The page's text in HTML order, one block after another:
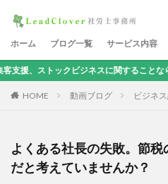
ホーム ブログ一覧 サービス内容
ビジネスに関することなら、地方集客コ
HOME 動画ブログ ビジネ
よくある社長の失敗。節
だと考えていませんか？